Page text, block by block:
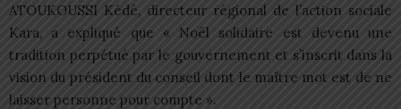
ATOUKOUSSI Kédé, directeur régional de l’action sociale
Kara, a expliqué que « Noël solidaire est devenu une
tradition perpétué par le gouvernement et s’inscrit dans la
vision du président du conseil dont le maître mot est de ne
laisser personne pour compte ».